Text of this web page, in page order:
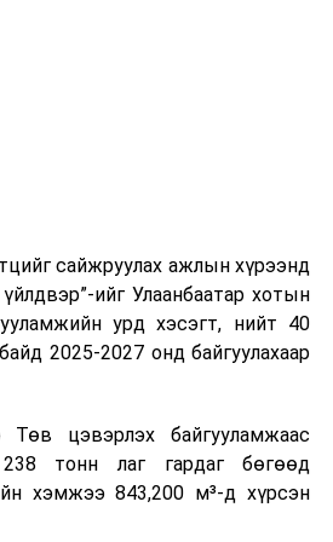
сайжруулах ажлын хүрээнд
ийг Улаанбаатар хотын
урд хэсэгт, нийт 40
2025-2027 онд байгуулахаар
Төв цэвэрлэх байгууламжаас
тонн лаг гардаг бөгөөд
хэмжээ 843,200 м³-д хүрсэн